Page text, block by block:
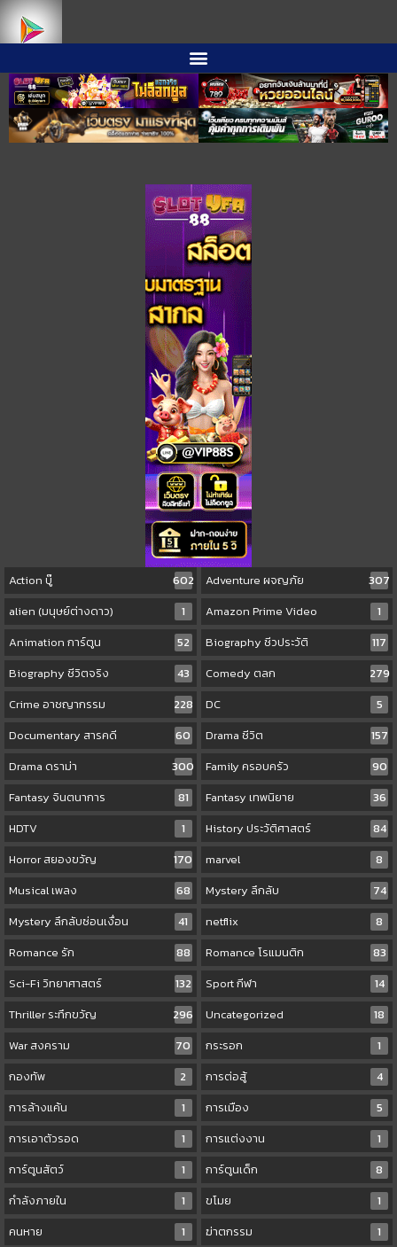
Action บู๊ 602 Adventure ผจญภัย
307
alien (มนุษย์ต่างดาว)
1 Amazon Prime Video
1
Animation การ์ตูน
52 Biography ชีวประวัติ
117
Biography ชีวิตจริง
43 Comedy ตลก
279
Crime อาชญากรรม
228 DC
5
Documentary สารคดี
60 Drama ชีวิต
157
Drama ดราม่า
300 Family ครอบครัว
90
Fantasy จินตนาการ
81 Fantasy เทพนิยาย
36
HDTV
1 History ประวัติศาสตร์
84
Horror สยองขวัญ
170 marvel
8
Musical เพลง
68 Mystery ลึกลับ
74
Mystery ลึกลับซ่อนเงื่อน
41 netflix
8
Romance รัก
88 Romance โรแมนติก
83
Sci-Fi วิทยาศาสตร์
132 Sport กีฬา
14
Thriller ระทึกขวัญ
296 Uncategorized
18
War สงคราม
70 กระรอก
1
กองทัพ
2 การต่อสู้
4
การล้างแค้น
1 การเมือง
5
การเอาตัวรอด
1 การแต่งงาน
1
การ์ตูนสัตว์
1 การ์ตูนเด็ก
8
กำลังภายใน
1 ขโมย
1
คนหาย
1 ฆ่าตกรรม
1